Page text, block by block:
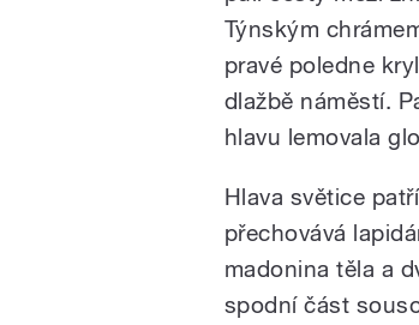
Týnským
pravé poledne
dlažbě náměstí.
hlavu lemovala
Hlava světice
přechovává
madonina těla a
spodní část